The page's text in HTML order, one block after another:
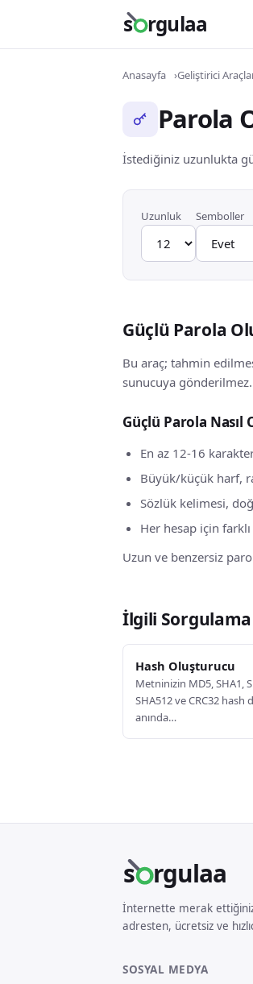
s rgulaa
Anasayfa Geliştirici
Parola
İstediğiniz uzunlukta
Uzunluk Semboller
Güçlü Parola
Bu araç; tahmin
sunucuya gönderilmez.
Güçlü Parola Nasıl
En az 12-16
Büyük/küçük harf,
Sözlük kelimesi,
Her hesap için farklı
Uzun ve benzersiz
İlgili Sorgulama
Hash Oluşturucu
Metninizin MD5, SHA1,
SHA512 ve CRC32 hash
anında…
s rgulaa
İnternette merak
adresten, ücretsiz ve
SOSYAL MEDYA